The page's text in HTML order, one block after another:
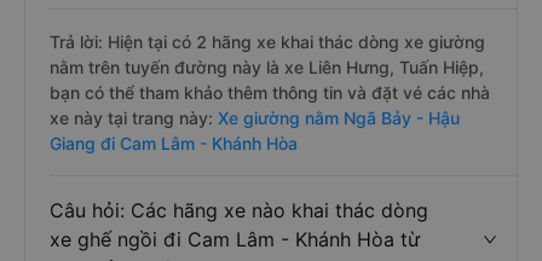
Trả lời: Hiện tại có 2 hãng xe khai thác dòng xe giường
nằm trên tuyến đường này là xe Liên Hưng, Tuấn Hiệp,
bạn có thể tham khảo thêm thông tin và đặt vé các nhà
xe này tại trang này: Xe giường nằm Ngã Bảy - Hậu
Giang đi Cam Lâm - Khánh Hòa
Câu hỏi: Các hãng xe nào khai thác dòng
xe ghế ngồi đi Cam Lâm - Khánh Hòa từ